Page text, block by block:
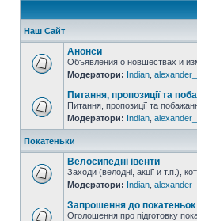
Наш Сайт
Анонси
Объявления о новшествах и
Модератори: Indian
Питання, пропозиції та
Питання, пропозиції та
Модератори: Indian
Покатеньки
Велосипедні івенти
Заходи (велодні, акції и т.п.),
Модератори: Indian
Запрошення до покатеньок
Оголошення про підготовку